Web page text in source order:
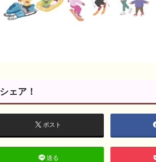
シェア！
ポスト
送る